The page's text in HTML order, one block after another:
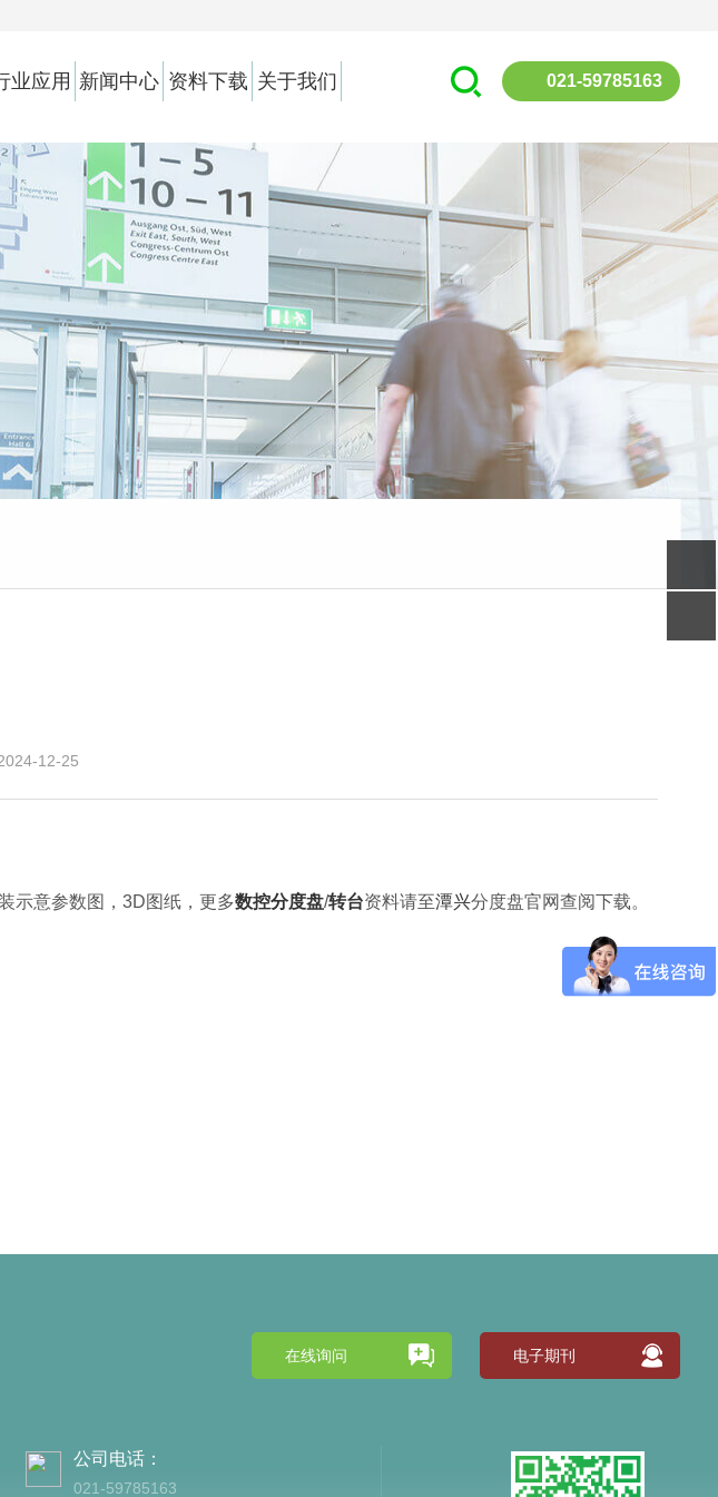
021-59785163
业应用 新闻中心 资料下载 关于我们
12-25
示意参数图，3D图纸，更多数控分度盘/转台资料请至潭兴分度盘官网查阅下载。
在线询问 电子期刊
公司电话：
021-59785163